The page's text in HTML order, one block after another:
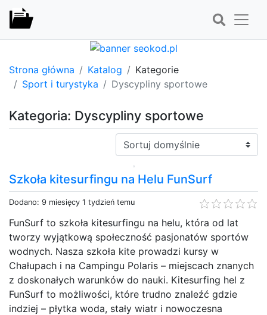
Strona główna Katalog
Kategorie
Sport i turystyka
Dyscypliny sportowe
Kategoria: Dyscypliny sportowe
Sortuj:
Szkoła kitesurfingu na Helu FunSurf
Dodano: 9 miesięcy 1 tydzień temu
FunSurf to szkoła kitesurfingu na helu, która od lat
tworzy wyjątkową społeczność pasjonatów sportów
wodnych. Nasza szkoła kite prowadzi kursy w
Chałupach i na Campingu Polaris – miejscach znanych
z doskonałych warunków do nauki. Kitesurfing hel z
FunSurf to możliwości, które trudno znaleźć gdzie
indziej – płytka woda, stały wiatr i nowoczesna